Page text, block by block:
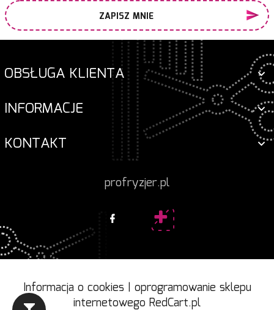
ZAPISZ MNIE
OBSŁUGA KLIENTA
INFORMACJE
KONTAKT
profryzjer.pl
Informacja o cookies | oprogramowanie sklepu
internetowego RedCart.pl